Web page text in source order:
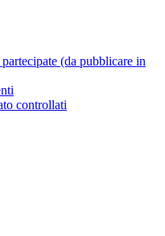
(da pubblicare in
controllati